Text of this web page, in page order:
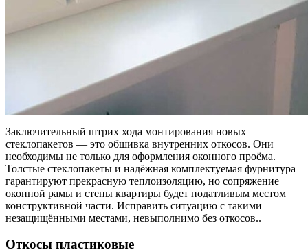
Заключительный штрих хода монтирования новых
стеклопакетов — это обшивка внутренних откосов. Они
необходимы не только для оформления оконного проёма.
Толстые стеклопакеты и надёжная комплектуемая фурнитура
гарантируют прекрасную теплоизоляцию, но сопряжение
оконной рамы и стены квартиры будет податливым местом
конструктивной части. Исправить ситуацию с такими
незащищёнными местами, невыполнимо без откосов..
Откосы пластиковые